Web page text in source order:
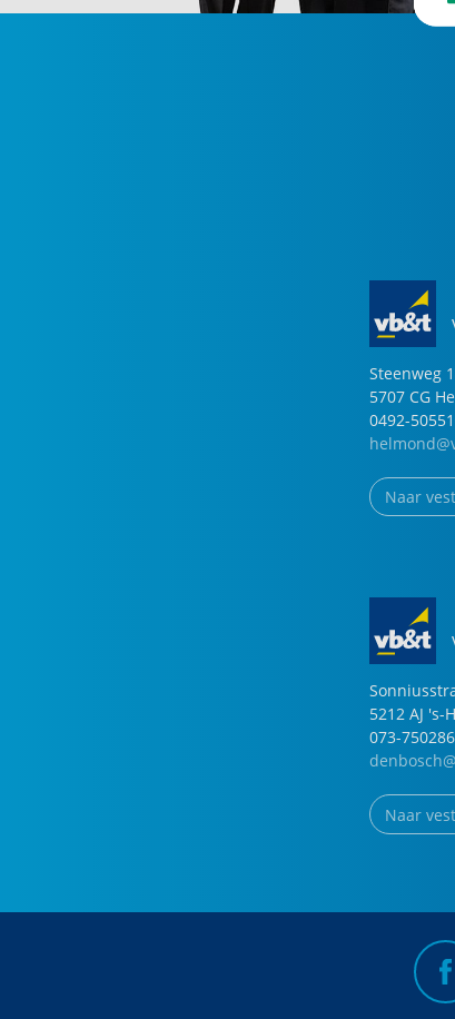
Steenweg
5707 CG
0492-
Naar
5212 AJ 's-
073-
Naar